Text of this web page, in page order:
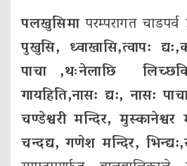
पलखुसिमापरम्परागत
पुखुसि, ध्वाखासि,त्वाप:
पाचा ,थःनेलाछि
गायहिति,नास: द्य:, नास:
चण्डेश्वरी मन्दिर,मुस्कानेश्वर
चन्दद्य, गणेश मन्दिर, भिन्द्य:,